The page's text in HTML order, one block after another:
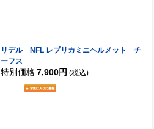
リデル NFL レプリカミニヘルメット チ
ーフス
特別価格 7,900円 (税込)